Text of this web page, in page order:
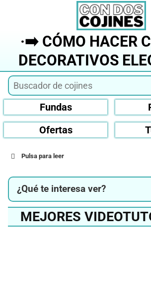
·➡️ CÓMO HACER
DECORATIVOS
Fundas
Ofertas
Pulsa para leer
¿Qué te interesa ver?
MEJORES